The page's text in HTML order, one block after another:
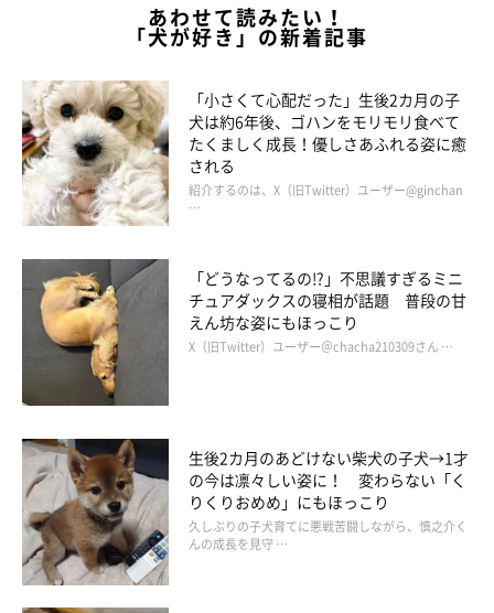
別の日に散歩をするぺこちゃん
＠kuroshibapeko
（2023年6月23日時点）がつくほど話題に。 「これ、経験したこ
とがあります」「あるあるです」などのコメントが寄せられ、飼
い主さんの共感を呼んだのでした。
ウキウキで散歩していたら、段差が高くなり降
りられなくなった犬 犬の飼い主さんたちから
共感の声が！
ぺこちゃんは柴の女の子。ある日、ウキウキ気分で飼い主さんとお
散歩をしていると、自分が歩いている道の段差が少しずつ高くなっ
ていることに気付いたのです。そのときのぺこちゃんの困った様子
と、飼い主さんに伺ったお話を紹介します。
あわせて読みたい！
「犬が好き」の新着記事
「小さくて心配だった」生後2カ月の子
犬は約6年後、ゴハンをモリモリ食べて
たくましく成長！優しさあふれる姿に癒
される
紹介するのは、X（旧Twitter）ユーザー@ginchan
…
「どうなってるの!?」不思議すぎるミニ
チュアダックスの寝相が話題 普段の甘
えん坊な姿にもほっこり
X（旧Twitter）ユーザー＠chacha210309さん …
生後2カ月のあどけない柴犬の子犬→1才
の今は凛々しい姿に！ 変わらない「く
りくりおめめ」にもほっこり
久しぶりの子犬育てに悪戦苦闘しながら、慎之介く
んの成長を見守 …